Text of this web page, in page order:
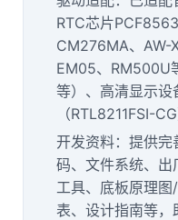
RTC芯片
CM276MA、AW-
EM05、RM500U
等）、高清显示设
（RTL8211FSI-
开发资料：提供
码、文件系统、
工具、底板原理
表、设计指南等，